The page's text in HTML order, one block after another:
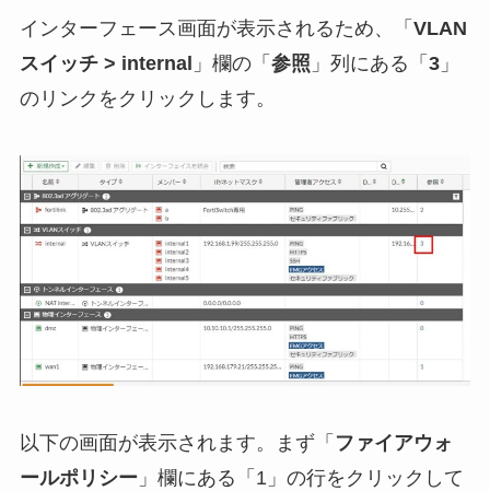
インターフェース画面が表示されるため、「 VLAN
スイッチ > internal 」欄の「 参照 」列にある「 3」
のリンクをクリックします。
以下の画面が表示されます。まず「 ファイアウォ
ールポリシー 」欄にある「1」の行をクリックして